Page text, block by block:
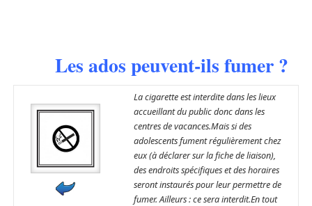
Les ados peuvent-ils fumer ?
La cigarette est interdite dans les lieux
accueillant du public donc dans les
centres de vacances.Mais si des
adolescents fument régulièrement chez
eux (à déclarer sur la fiche de liaison),
des endroits spécifiques et des horaires
seront instaurés pour leur permettre de
fumer. Ailleurs : ce sera interdit.En tout